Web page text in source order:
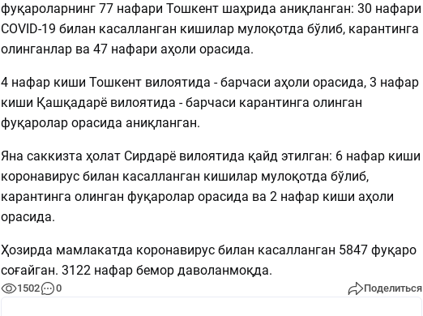
фуқароларнинг 77 нафари Тошкент шаҳрида аниқланган: 30 нафари
COVID-19 билан касалланган кишилар мулоқотда бўлиб, карантинга
олинганлар ва 47 нафари аҳоли орасида.
4 нафар киши Тошкент вилоятида - барчаси аҳоли орасида, 3 нафар
киши Қашқадарё вилоятида - барчаси карантинга олинган
фуқаролар орасида аниқланган.
Яна саккизта ҳолат Сирдарё вилоятида қайд этилган: 6 нафар киши
коронавирус билан касалланган кишилар мулоқотда бўлиб,
карантинга олинган фуқаролар орасида ва 2 нафар киши аҳоли
орасида.
Ҳозирда мамлакатда коронавирус билан касалланган 5847 фуқаро
соғайган. 3122 нафар бемор даволанмоқда.
1502 0 Поделиться